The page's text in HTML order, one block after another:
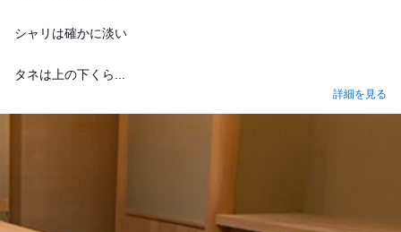
シャリは確かに淡い
タネは上の下くら...
詳細を見る